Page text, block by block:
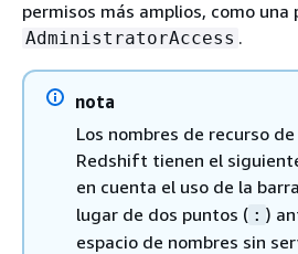
permisos más amplios, como
AdministratorAccess .
nota
Los nombres de recurso de
Redshift tienen el
en cuenta el uso de la
lugar de dos puntos ( : )
espacio de nombres sin